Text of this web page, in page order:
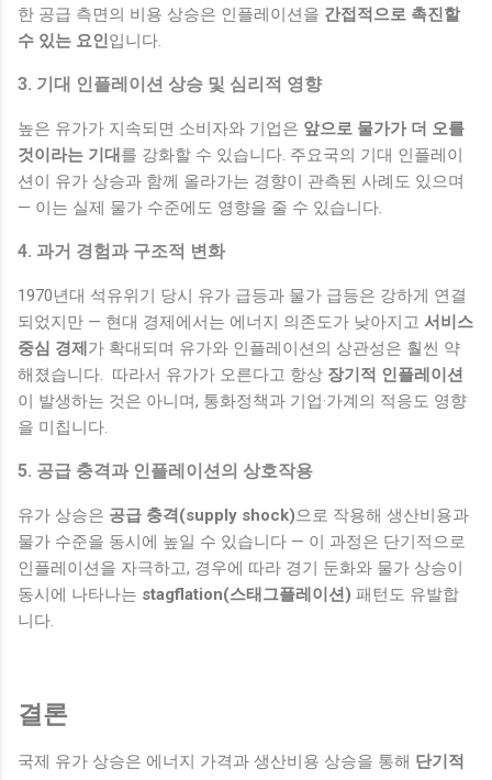
한 공급 측면의 비용 상승은 인플레이션을 간접적으로 촉진할
수 있는 요인입니다.
3. 기대 인플레이션 상승 및 심리적 영향
높은 유가가 지속되면 소비자와 기업은 앞으로 물가가 더 오를
것이라는 기대 를 강화할 수 있습니다. 주요국의 기대 인플레이
션이 유가 상승과 함께 올라가는 경향이 관측된 사례도 있으며
— 이는 실제 물가 수준에도 영향을 줄 수 있습니다.
4. 과거 경험과 구조적 변화
1970년대 석유위기 당시 유가 급등과 물가 급등은 강하게 연결
되었지만 — 현대 경제에서는 에너지 의존도가 낮아지고 서비스
중심 경제 가 확대되며 유가와 인플레이션의 상관성은 훨씬 약
해졌습니다. 따라서 유가가 오른다고 항상 장기적 인플레이션
이 발생하는 것은 아니며, 통화정책과 기업·가계의 적응도 영향
을 미칩니다.
5. 공급 충격과 인플레이션의 상호작용
유가 상승은 공급 충격(supply shock)으로 작용해 생산비용과
물가 수준을 동시에 높일 수 있습니다 — 이 과정은 단기적으로
인플레이션을 자극하고, 경우에 따라 경기 둔화와 물가 상승이
동시에 나타나는 stagflation(스태그플레이션) 패턴도 유발합
니다.
결론
국제 유가 상승은 에너지 가격과 생산비용 상승을 통해 단기적